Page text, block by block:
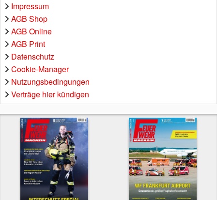
Impressum
AGB Shop
AGB Online
AGB Print
Datenschutz
Cookie-Manager
Nutzungsbedingungen
Verträge hier kündigen